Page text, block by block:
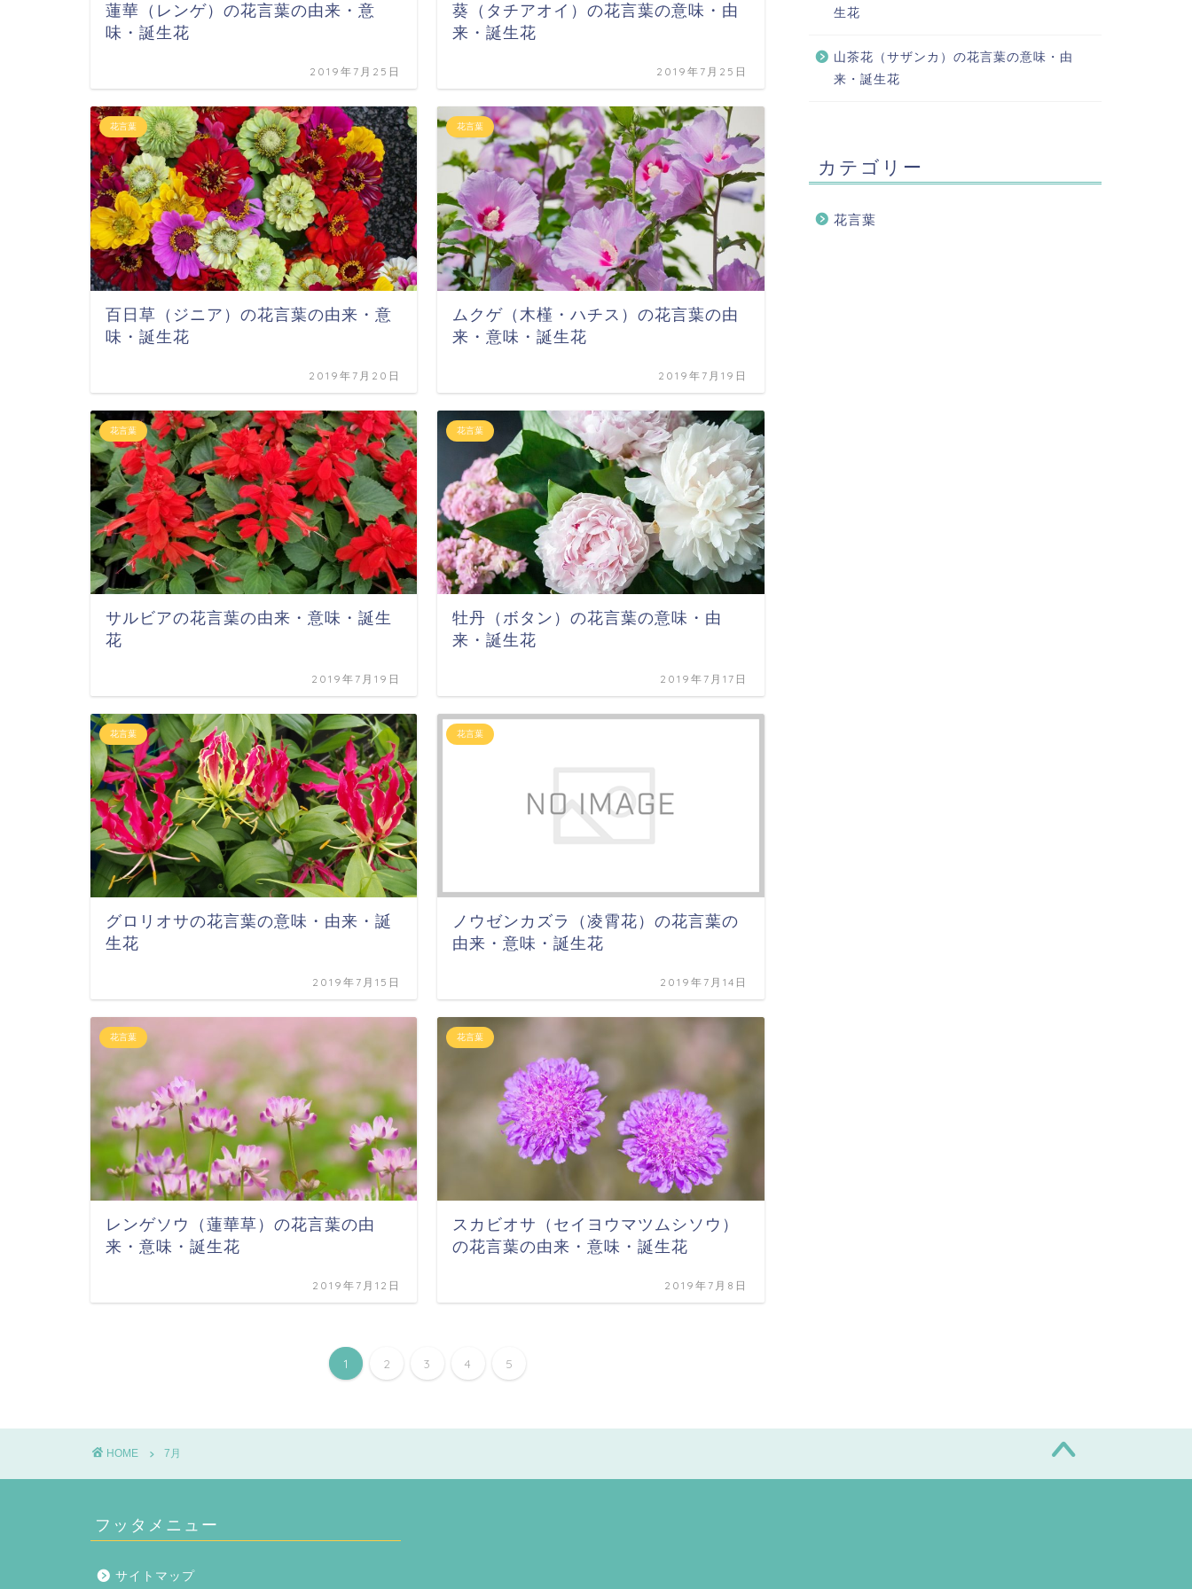
蓮華（レンゲ）の花言葉の由来・意
味・誕生花
2019年7月25日
葵（タチアオイ）の花言葉の意味・由
来・誕生花
2019年7月25日
花言葉
百日草（ジニア）の花言葉の由来・意
味・誕生花
2019年7月20日
花言葉
ムクゲ（木槿・ハチス）の花言葉の由
来・意味・誕生花
2019年7月19日
花言葉
サルビアの花言葉の由来・意味・誕生
花
2019年7月19日
花言葉
牡丹（ボタン）の花言葉の意味・由
来・誕生花
2019年7月17日
花言葉
グロリオサの花言葉の意味・由来・誕
生花
2019年7月15日
花言葉
ノウゼンカズラ（凌霄花）の花言葉の
由来・意味・誕生花
2019年7月14日
花言葉
レンゲソウ（蓮華草）の花言葉の由
来・意味・誕生花
2019年7月12日
花言葉
スカビオサ（セイヨウマツムシソウ）
の花言葉の由来・意味・誕生花
2019年7月8日
1 2 3 4 5
生花
山茶花（サザンカ）の花言葉の意味・由
来・誕生花
カテゴリー
花言葉
HOME 7月
フッタメニュー
サイトマップ